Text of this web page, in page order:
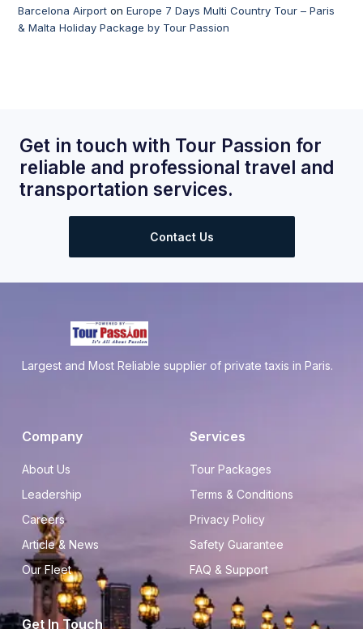
Barcelona Airport onEurope 7 Days Multi Country Tour – Paris
& Malta Holiday Package by Tour Passion
Get in touch with Tour Passion for
reliable and professional travel and
transportation services.
Contact Us
Largest and Most Reliable supplier of private taxis in Paris.
Company
About Us
Leadership
Careers
Article & News
Our Fleet
Services
Tour Packages
Terms & Conditions
Privacy Policy
Safety Guarantee
FAQ & Support
Get In Touch